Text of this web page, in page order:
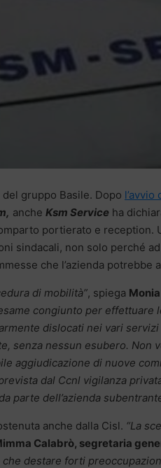
gruppo Basile. Dopo
anche Ksm Service ha
portierato e reception.
sindacali, non solo perché
che l’azienda
di mobilità”, spiega
congiunto per
dislocati nei vari
senza nessun esubero. Non
aggiudicazione di nuove
dal Ccnl vigilanza
parte dell’azienda
anche dalla Cisl. “La
Calabrò, segretaria
destare forti